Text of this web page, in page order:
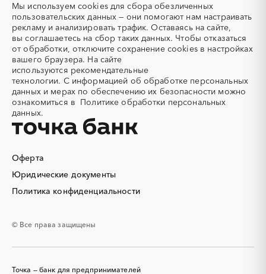
Акварель
Аквариумы
Аккумуляторы
Алкогольная продукция
Алмазное бурение
Алмазная резка
Алюминиевые
конструкции
Алюминий
Аммоний
Ангар
Антенны
Антискалант
Аппараты воздушного
Аренда автобусов
Аренда погрузчика
Аренда спецтехники с
свай
Тамбовская область
Татарстан
Тверская область
Томская область
Тульская область
Тыва
Тюменская область
Удмуртская республика
Ульяновская область
Хабаровский край
Хакасия
Ханты-Мансийский
Автономный округ - Югра
Челябинская область
Чувашская республика
Ярославская область
Оферта
Юридические документы
Политика конфиденциальности
© Все права защищены
Мы используем cookies для сбора обезличенных
пользовательских данных — они помогают нам настраивать
рекламу и анализировать трафик. Оставаясь на сайте,
вы соглашаетесь на сбор таких данных. Чтобы отказаться
от обработки, отключите сохранение cookies в настройках
вашего браузера. На сайте
используются рекомендательные
технологии. С информацией об обработке персональных
данных и мерах по обеспечению их безопасности можно
ознакомиться в Политике обработки персональных
данных.
Точка — банк для предпринимателей